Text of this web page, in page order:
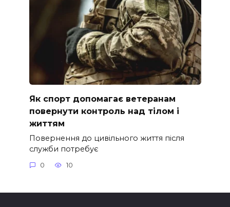
Як спорт допомагає ветеранам
повернути контроль над тілом і
життям
Повернення до цивільного життя після
служби потребує
0 10